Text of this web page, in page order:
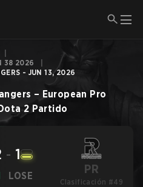
38 2026
- JUN 13, 2026
– European Pro
2 Partido
- 1
LOSE PR
Clasificación #49